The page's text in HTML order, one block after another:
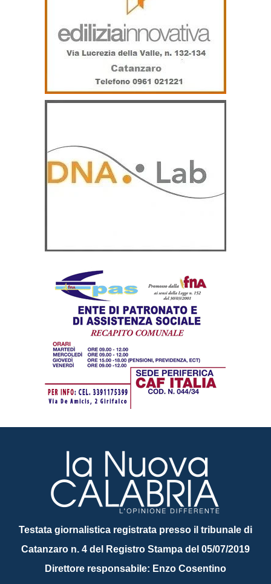
Testata giornalistica registrata presso il tribunale di
Catanzaro n. 4 del Registro Stampa del 05/07/2019
Direttore responsabile: Enzo Cosentino